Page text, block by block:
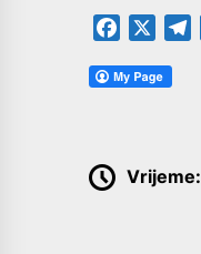
Facebook
Vrijeme: